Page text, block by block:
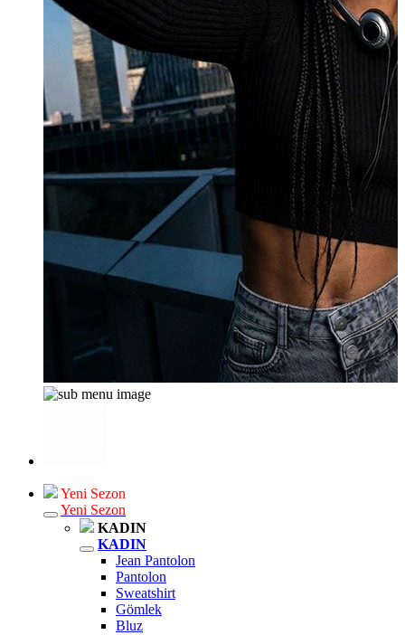
Yeni Sezon
Yeni Sezon
KADIN
KADIN
Jean Pantolon
Pantolon
Sweatshirt
Gömlek
Bluz